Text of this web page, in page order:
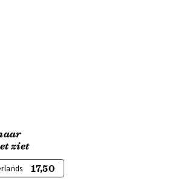
ziet
17,50